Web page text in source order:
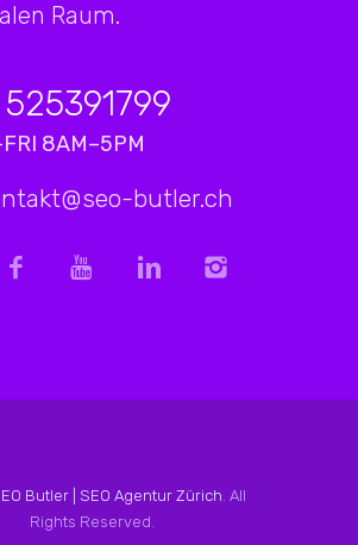
Raum.
525391799
8AM–5PM
butler.ch
Butler | SEO Agentur Zürich. All
Rights Reserved.